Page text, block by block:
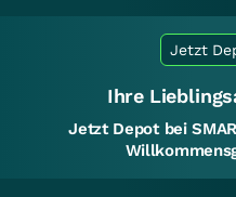
Jetzt
Ihre
Jetzt Depot bei